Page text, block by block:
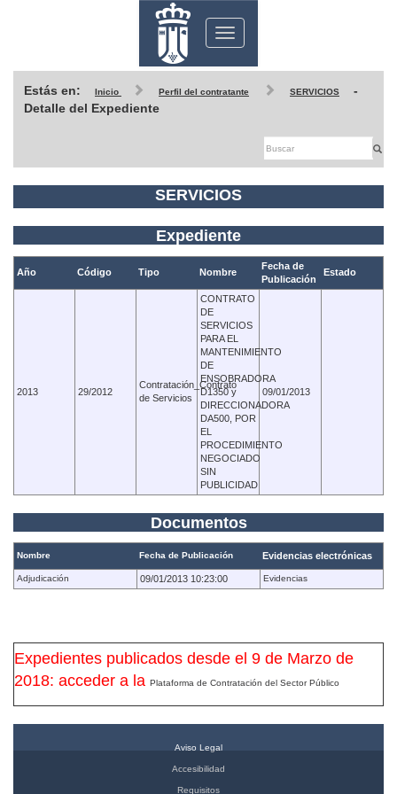
Toggle
navigation
Estás en: Inicio Perfil del contratante SERVICIOS
-
Detalle del Expediente
SERVICIOS
Expediente
Año Código Tipo Nombre
Fecha de
Publicación
Estado
2013 29/2012
Contratación_Contrato
de Servicios
CONTRATO
DE
SERVICIOS
PARA EL
MANTENIMIENTO
DE
ENSOBRADORA
D1350 y
DIRECCIONADORA
DA500, POR
EL
PROCEDIMIENTO
NEGOCIADO
SIN
PUBLICIDAD
09/01/2013
Documentos
Nombre Fecha de Publicación Evidencias electrónicas
Adjudicación 09/01/2013 10:23:00 Evidencias
Expedientes publicados desde el 9 de Marzo de
2018: acceder a la Plataforma de Contratación del Sector Público
Aviso Legal
Accesibilidad
Requisitos